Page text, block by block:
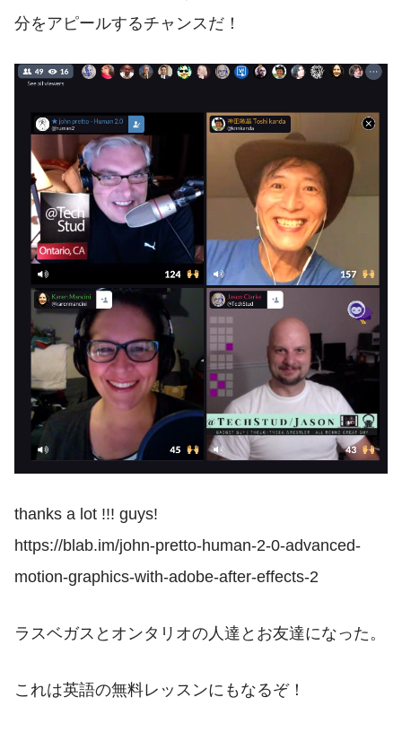
分をアピールするチャンスだ！
thanks a lot !!! guys!
https://blab.im/john-pretto-human-2-0-advanced-
motion-graphics-with-adobe-after-effects-2
ラスベガスとオンタリオの人達とお友達になった。
これは英語の無料レッスンにもなるぞ！